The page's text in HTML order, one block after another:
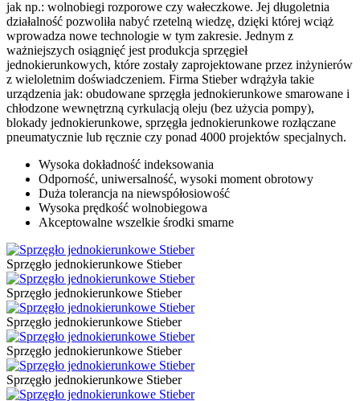
jak np.: wolnobiegi rozporowe czy wałeczkowe. Jej długoletnia
działalność pozwoliła nabyć rzetelną wiedzę, dzięki której wciąż
wprowadza nowe technologie w tym zakresie. Jednym z
ważniejszych osiągnięć jest produkcja sprzęgieł
jednokierunkowych, które zostały zaprojektowane przez inżynierów
z wieloletnim doświadczeniem. Firma Stieber wdrążyła takie
urządzenia jak: obudowane sprzęgła jednokierunkowe smarowane i
chłodzone wewnętrzną cyrkulacją oleju (bez użycia pompy),
blokady jednokierunkowe, sprzęgła jednokierunkowe rozłączane
pneumatycznie lub ręcznie czy ponad 4000 projektów specjalnych.
Wysoka dokładność indeksowania
Odporność, uniwersalność, wysoki moment obrotowy
Duża tolerancja na niewspółosiowość
Wysoka prędkość wolnobiegowa
Akceptowalne wszelkie środki smarne
Sprzęgło jednokierunkowe Stieber
Sprzęgło jednokierunkowe Stieber
Sprzęgło jednokierunkowe Stieber
Sprzęgło jednokierunkowe Stieber
Sprzęgło jednokierunkowe Stieber